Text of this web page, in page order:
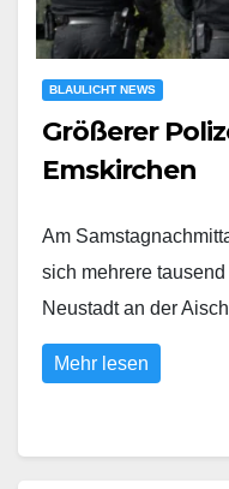
BLAULICHT NEWS
Größerer
Emskirchen
Am
sich mehrere
Neustadt an der
Mehr lesen